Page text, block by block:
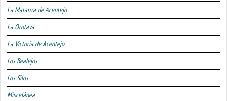
La Matanza de Acentejo
La Orotava
La Victoria de Acentejo
Los Realejos
Los Silos
Miscelánea